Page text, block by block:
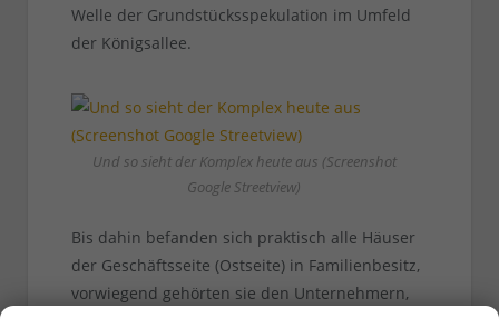
Welle der Grundstücksspekulation im Umfeld
der Königsallee.
Und so sieht der Komplex heute aus (Screenshot
Google Streetview)
Bis dahin befanden sich praktisch alle Häuser
der Geschäftsseite (Ostseite) in Familienbesitz,
vorwiegend gehörten sie den Unternehmern,